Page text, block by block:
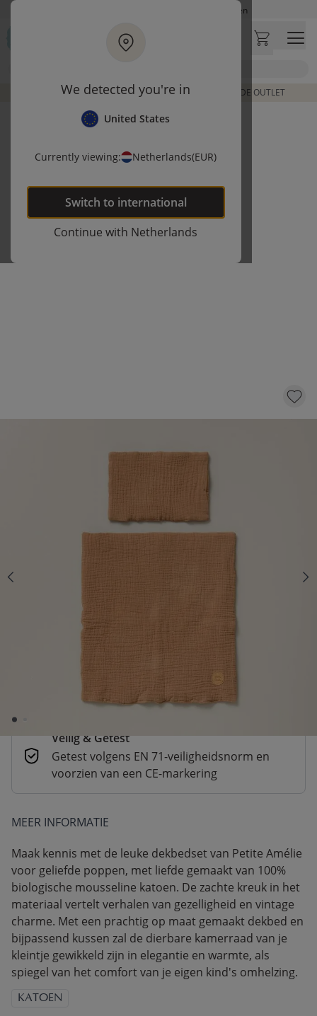
We detected you're in
United States
Currently viewing: Netherlands(EUR)
Switch to international
Continue with Netherlands
Ga naar hoofdinhoudOp werkdagen besteld, zelfde dag verzonden
Let op: vertraging bij PostNL. Levering duurt mogelijk langer
Bezoek onze concept store
DE LAATSTE ITEMS UIT VORIGE COLLECTIES | SHOP DE OUTLET
Dit product is tijdelijk uitverkocht
De verwachte levertijd is onbekend
Betaal nu of in 3 delen
Veilig afrekenen met verschillende
betaalmethoden
Veilig & Getest
Getest volgens EN 71-veiligheidsnorm en
voorzien van een CE-markering
MEER INFORMATIE
Maak kennis met de leuke dekbedset van Petite Amélie
voor geliefde poppen, met liefde gemaakt van 100%
biologische mousseline katoen. De zachte kreuk in het
materiaal vertelt verhalen van gezelligheid en vintage
charme. Met een prachtig op maat gemaakt dekbed en
bijpassend kussen zal de dierbare kamerraad van je
kleintje gewikkeld zijn in elegantie en warmte, als
spiegel van het comfort van je eigen kind's omhelzing.
KATOEN